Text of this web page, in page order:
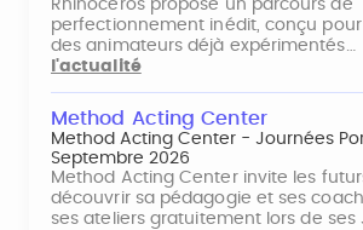
Rhinocéros propose un parcours de
perfectionnement inédit, conçu
des animateurs déjà expérimentés…
l'actualité
Method Acting Center
Method Acting Center - Journées
Septembre 2026
Method Acting Center invite les
découvrir sa pédagogie et ses
ses ateliers gratuitement lors de ses